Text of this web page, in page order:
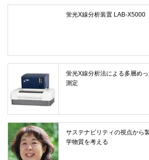
蛍光X線分析装置 LAB-X5000
蛍光X線分析法による多層め
測定
サステナビリティの視点から
学物質を考える